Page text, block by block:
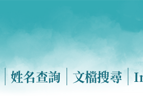
姓名查詢 文檔搜尋